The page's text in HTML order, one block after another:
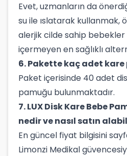
Evet, uzmanların da
su ile ıslatarak kullanmak,
alerjik cilde sahip bebekler
içermeyen en sağlıklı
6. Pakette kaç adet
Paket içerisinde 40 adet
pamuğu bulunmaktadır.
7. LUX Disk Kare Bebe
nedir ve nasıl satın
En güncel fiyat bilgisini
Limonzi Medikal